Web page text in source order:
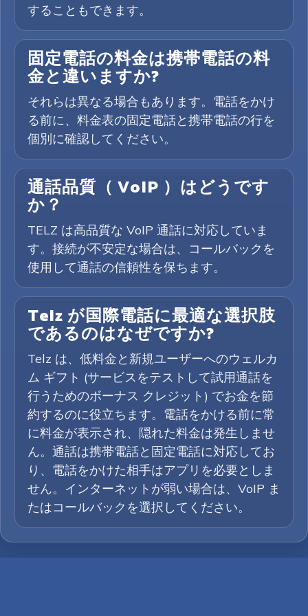
することもできます。
固定電話の料金は携帯電話の料
金と違いますか?
それらは異なる場合もあります。電話をかけ
る前に、料金表の固定電話と携帯電話の行を
個別に確認してください。
通話品質（ VoIP ）はどうです
か？
TELZ は高品質な VoIP 通話に対応していま
す。接続が不安定な場合は、コールバックを
使用して通話の信頼性を保ちます。
Telz が国際電話に最適な選択肢
であるのはなぜですか?
Telz は、低料金と新規ユーザーへのウェルカ
ム ギフト (サービスをテストして試用通話を
行うためのボーナス クレジット) でお金を節
約するのに役立ちます。電話をかける前に常
に料金が表示され、隠れた料金は発生しませ
ん。通話は携帯電話と固定電話に対応してお
り、電話をかけた相手はアプリを必要としま
せん。インターネットが弱い場合は、VoIP ま
たはコールバックを選択してください。